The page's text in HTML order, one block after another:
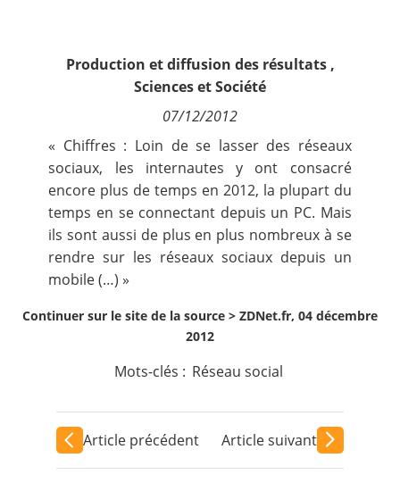
Nous suivre
Production et diffusion des résultats,
Sciences et Société
07/12/2012
« Chiffres : Loin de se lasser des réseaux
sociaux, les internautes y ont consacré
encore plus de temps en 2012, la plupart du
temps en se connectant depuis un PC. Mais
ils sont aussi de plus en plus nombreux à se
rendre sur les réseaux sociaux depuis un
mobile (…) »
Continuer sur le site de la source > ZDNet.fr, 04 décembre
2012
Mots-clés : Réseau social
Article précédent Article suivant